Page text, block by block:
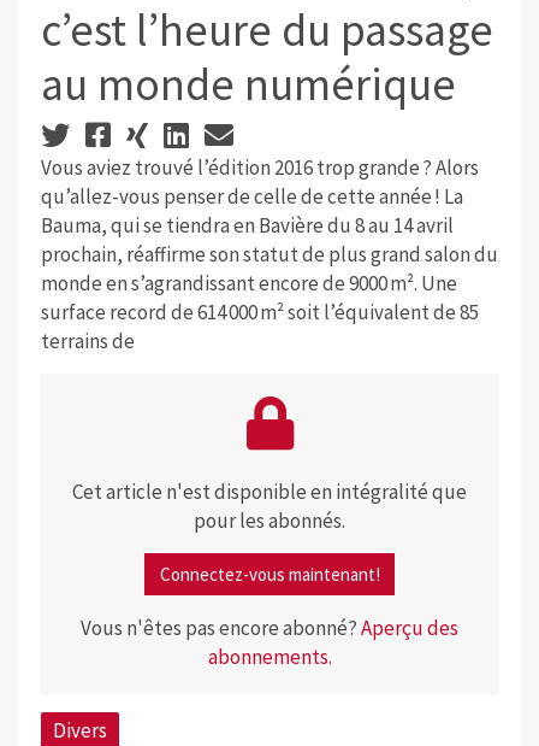
c’est l’heure du passage
au monde numérique
Vous aviez trouvé l’édition 2016 trop grande ? Alors
qu’allez-vous penser de celle de cette année ! La
Bauma, qui se tiendra en Bavière du 8 au 14 avril
prochain, réaffirme son statut de plus grand salon du
monde en s’agrandissant encore de 9000 m². Une
surface record de 614 000 m² soit l’équivalent de 85
terrains de
Cet article n'est disponible en intégralité que
pour les abonnés.
Connectez-vous maintenant!
Vous n'êtes pas encore abonné?Aperçu des
abonnements.
Divers